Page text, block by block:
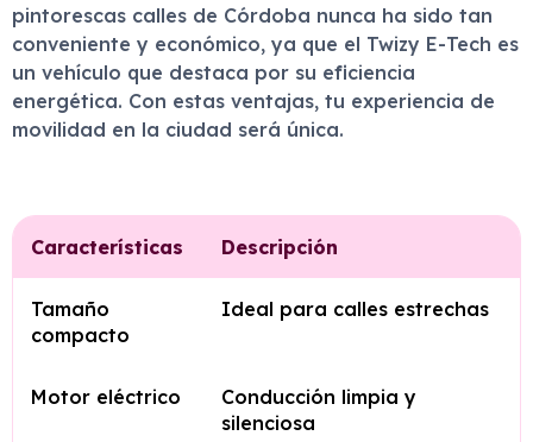
pintorescas calles de Córdoba nunca ha sido tan
conveniente y económico, ya que el Twizy E-Tech es
un vehículo que destaca por su eficiencia
energética. Con estas ventajas, tu experiencia de
movilidad en la ciudad será única.
Características Descripción
Tamaño
compacto
Ideal para calles estrechas
Motor eléctrico
Conducción limpia y
silenciosa